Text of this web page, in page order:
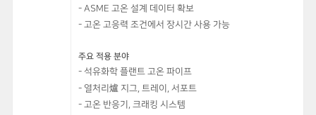
- ASME 고온 설계 데이터 확보
- 고온 고응력 조건에서 장시간 사용 가능
주요 적용 분야
- 석유화학 플랜트 고온 파이프
- 열처리爐 지그, 트레이, 서포트
- 고온 반응기, 크래킹 시스템